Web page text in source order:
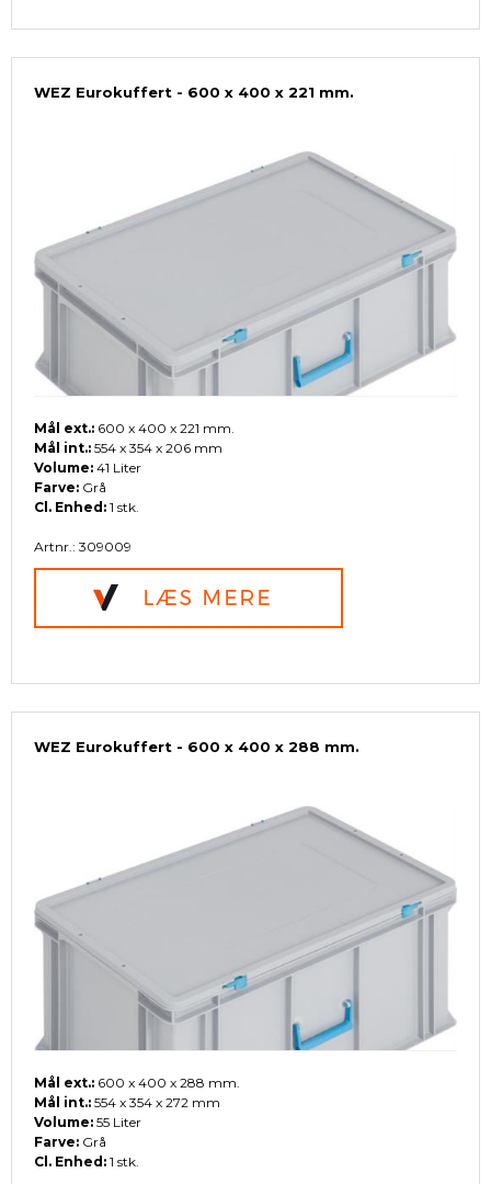
WEZ Eurokuffert - 600 x 400 x 221 mm.
Mål ext.: 600 x 400 x 221 mm.
Mål int.: 554 x 354 x 206 mm
Volume: 41 Liter
Farve: Grå
Cl. Enhed: 1 stk.
Artnr.: 309009
WEZ Eurokuffert - 600 x 400 x 288 mm.
Mål ext.: 600 x 400 x 288 mm.
Mål int.: 554 x 354 x 272 mm
Volume: 55 Liter
Farve: Grå
Cl. Enhed: 1 stk.